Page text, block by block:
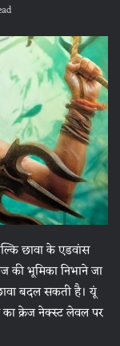
छावा के एडवांस
की भूमिका निभाने जा
बदल सकती है। यूं
क्रेज नेक्स्ट लेवल पर